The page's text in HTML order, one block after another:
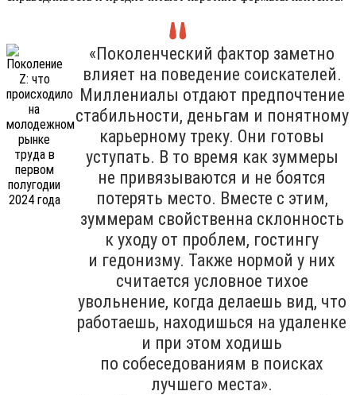
«Поколенческий фактор заметно
влияет на поведение соискателей.
Миллениалы отдают предпочтение
стабильности, деньгам и понятному
карьерному треку. Они готовы
уступать. В то время как зуммеры
не привязываются и не боятся
потерять место. Вместе с этим,
зуммерам свойственна склонность
к уходу от проблем, гостингу
и гедонизму. Также нормой у них
считается условное тихое
увольнение, когда делаешь вид, что
работаешь, находишься на удаленке
и при этом ходишь
по собеседованиям в поисках
лучшего места».